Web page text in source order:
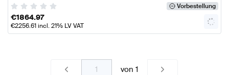
Vorbestellung
€1864.97
€2256.61incl. 21% LV VAT
von1